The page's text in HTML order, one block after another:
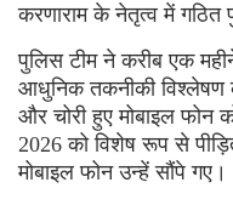
करणाराम के नेतृत्व में गठित
पुलिस टीम ने करीब एक
आधुनिक तकनीकी
और चोरी हुए मोबाइल
2026 को विशेष रूप से
मोबाइल फोन उन्हें सौंपे गए।